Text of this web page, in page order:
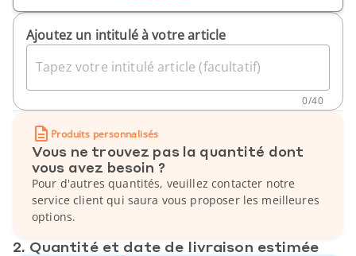
Ajoutez un intitulé à votre article
Tapez votre intitulé article (facultatif)
0/40
Produits personnalisés
Vous ne trouvez pas la quantité dont
vous avez besoin ?
Pour d'autres quantités, veuillez contacter notre
service client qui saura vous proposer les meilleures
options.
2. Quantité et date de livraison estimée